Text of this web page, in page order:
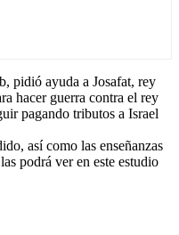
pidió ayuda a Josafat, rey
hacer guerra contra el rey
pagando tributos a Israel
así como las enseñanzas
podrá ver en este estudio